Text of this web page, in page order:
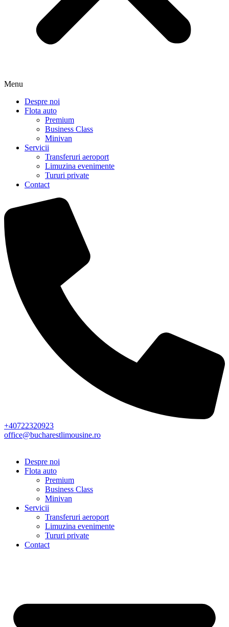
Menu
Despre noi
Flota auto
Premium
Business Class
Minivan
Servicii
Transferuri aeroport
Limuzina evenimente
Tururi private
Contact
+40722320923
office@bucharestlimousine.ro
Despre noi
Flota auto
Premium
Business Class
Minivan
Servicii
Transferuri aeroport
Limuzina evenimente
Tururi private
Contact